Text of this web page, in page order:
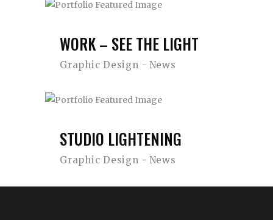
WORK – SEE THE LIGHT
Graphic Design News
STUDIO LIGHTENING
Graphic Design News